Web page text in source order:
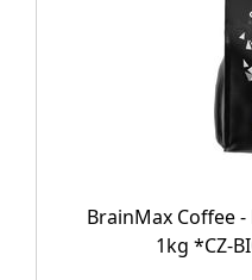
BrainMax Coffee -
1kg *CZ-